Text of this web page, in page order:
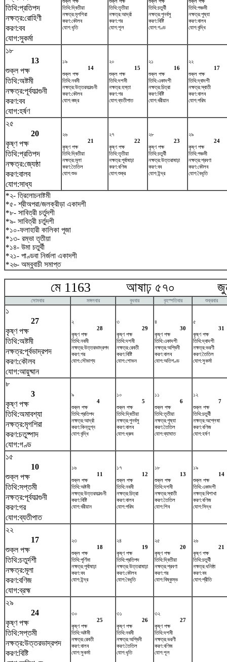
তিথি:প্রতিপদ
নক্ষত্র:রোহিণী
করণ:বব
যোগ:সুকর্মা
তিথি:দ্বিতীয়া
নক্ষত্র:মৃগশিরা
করণ:কৌলব
যোগ:ধৃতি
তিথি:তৃতীয়া
নক্ষত্র:আর্দ্রা
করণ:গর
যোগ:শূল
তিথি:চতুর্থী
নক্ষত্র:পুনর্বসু
করণ:বিষ্টি
যোগ:গণ্ড
তিথি:পঞ্চমী
নক্ষত্র:পুষ্যা
করণ:বালব
যোগ:বৃদ্ধি
১৮
13
শুক্ল পক্ষ
তিথি:অষ্টমী
নক্ষত্র:পূর্বফাল্গুনী
করণ:বব
যোগ:হর্ষণ
১৯
14
শুক্ল পক্ষ
তিথি:নবমী
নক্ষত্র:উত্তরফাল্গুনী
করণ:কৌলব
যোগ:বজ্র
২০
15
শুক্ল পক্ষ
তিথি:দশমী
নক্ষত্র:হস্তা
করণ:গর
যোগ:ব্যতীপাত
২১
16
শুক্ল পক্ষ
তিথি:একাদশী
নক্ষত্র:চিত্রা
করণ:বিষ্টি
যোগ:বরীয়ান
২২
17
শুক্ল পক্ষ
তিথি:দ্বাদশী
নক্ষত্র:স্বাতী
করণ:বালব
যোগ:পরিঘ
২৫
20
কৃষ্ণ পক্ষ
তিথি:প্রতিপদ
নক্ষত্র:জ্যেষ্ঠা
করণ:বালব
যোগ:সাধ্য
২৬
21
কৃষ্ণ পক্ষ
তিথি:দ্বিতীয়া
নক্ষত্র:মূলা
করণ:তৈতিল
যোগ:শুভ
২৭
22
কৃষ্ণ পক্ষ
তিথি:তৃতীয়া
নক্ষত্র:পূর্বাষাঢ়া
করণ:বণিজ
যোগ:শুক্র
২৮
23
কৃষ্ণ পক্ষ
তিথি:চতুর্থী
নক্ষত্র:উত্তরাষাঢ়া
করণ:বব
যোগ:ইন্দ্র
২৯
24
কৃষ্ণ পক্ষ
তিথি:পঞ্চমী
নক্ষত্র:শ্রবণা
করণ:কৌলব
যোগ:বৈধৃতি
*২- ত্রিলোচনাষ্টমী
*৫- শ্রীঅপরা/জলক্রীড়া একাদশী
*৮- সাবিত্রী চর্তুদশী
*৯- সাবিত্রী চর্তুদশী
*১০-ফলাহারী কালিকা পূজা
*১৩- রম্ভা তৃতীয়া
*১৪- উমা চতুর্থী
*২১- পাণ্ডবা নির্জলা একাদশী
*২৬- অম্বুবাচী সমাপ্ত
মে 1163 আষাঢ় ৫৭০ জুন
সোমবার মঙ্গলবার বুধবার বৃহস্পতিবার শুক্রবার
১
27
কৃষ্ণ পক্ষ
তিথি:অষ্টমী
নক্ষত্র:পূর্বভাদ্রপদ
করণ:কৌলব
যোগ:আয়ুষ্মান
২
28
কৃষ্ণ পক্ষ
তিথি:নবমী
নক্ষত্র:উত্তরভাদ্রপদ
করণ:গর
যোগ:সৌভাগ্য
৩
29
কৃষ্ণ পক্ষ
তিথি:দশমী
নক্ষত্র:রেবতী
করণ:বিষ্টি
যোগ:শোভন
৪
30
কৃষ্ণ পক্ষ
তিথি:একাদশী
নক্ষত্র:অশ্বিনী
করণ:বালব
যোগ:অতিগণ্ড
৫
31
কৃষ্ণ পক্ষ
তিথি:দ্বাদশী
নক্ষত্র:ভরণী
করণ:তৈতিল
যোগ:সুকর্মা
৮
3
কৃষ্ণ পক্ষ
তিথি:অমাবশ্যা
নক্ষত্র:মৃগশিরা
করণ:চতুষ্পাদ
যোগ:গণ্ড
৯
4
শুক্ল পক্ষ
তিথি:প্রতিপদ
নক্ষত্র:আর্দ্রা
করণ:কিন্তুগ্ন
যোগ:বৃদ্ধি
১০
5
শুক্ল পক্ষ
তিথি:দ্বিতীয়া
নক্ষত্র:পুনর্বসু
করণ:বালব
যোগ:ধ্রুব
১১
6
শুক্ল পক্ষ
তিথি:তৃতীয়া
নক্ষত্র:পুষ্যা
করণ:তৈতিল
যোগ:ব্যাঘাত
১২
7
শুক্ল পক্ষ
তিথি:চতুর্থী
নক্ষত্র:অশ্লেষা
করণ:বণিজ
যোগ:হর্ষণ
১৫
10
শুক্ল পক্ষ
তিথি:সপ্তমী
নক্ষত্র:পূর্বফাল্গুনী
করণ:গর
যোগ:ব্যতীপাত
১৬
11
শুক্ল পক্ষ
তিথি:অষ্টমী
নক্ষত্র:উত্তরফাল্গুনী
করণ:বিষ্টি
যোগ:বরীয়ান
১৭
12
শুক্ল পক্ষ
তিথি:নবমী
নক্ষত্র:চিত্রা
করণ:বালব
যোগ:পরিঘ
১৮
13
শুক্ল পক্ষ
তিথি:দশমী
নক্ষত্র:স্বাতী
করণ:তৈতিল
যোগ:শিব
১৯
14
শুক্ল পক্ষ
তিথি:একাদশী
নক্ষত্র:বিশাখা
করণ:বণিজ
যোগ:সিদ্ধ
২২
17
শুক্ল পক্ষ
তিথি:চতুর্দশী
নক্ষত্র:মূলা
করণ:বণিজ
যোগ:ব্রহ্ম
২৩
18
শুক্ল পক্ষ
তিথি:পূর্ণিমা
নক্ষত্র:পূর্বাষাঢ়া
করণ:বব
যোগ:ইন্দ্র
২৪
19
কৃষ্ণ পক্ষ
তিথি:প্রতিপদ
নক্ষত্র:উত্তরাষাঢ়া
করণ:কৌলব
যোগ:বৈধৃতি
২৫
20
কৃষ্ণ পক্ষ
তিথি:দ্বিতীয়া
নক্ষত্র:শ্রবণা
করণ:গর
যোগ:বিষ্কুম্ভ
২৬
21
কৃষ্ণ পক্ষ
তিথি:চতুর্থী
নক্ষত্র:ধনিষ্ঠা
করণ:বব
যোগ:প্রীতি
২৯
24
কৃষ্ণ পক্ষ
তিথি:সপ্তমী
নক্ষত্র:উত্তরভাদ্রপদ
করণ:বিষ্টি
৩০
25
কৃষ্ণ পক্ষ
তিথি:অষ্টমী
নক্ষত্র:রেবতী
করণ:বালব
যোগ:সুকর্মা
৩১
26
কৃষ্ণ পক্ষ
তিথি:নবমী
নক্ষত্র:অশ্বিনী
করণ:তৈতিল
যোগ:ধৃতি
৩২
27
কৃষ্ণ পক্ষ
তিথি:দশমী
নক্ষত্র:ভরণী
করণ:বণিজ
যোগ:শূল